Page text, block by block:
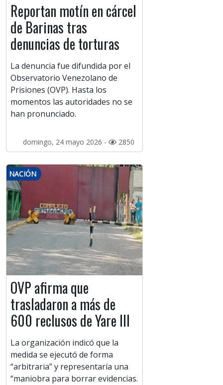
Reportan motín en cárcel
de Barinas tras
denuncias de torturas
La denuncia fue difundida por el
Observatorio Venezolano de
Prisiones (OVP). Hasta los
momentos las autoridades no se
han pronunciado.
domingo, 24 mayo 2026 - 2850
NACIÓN
OVP afirma que
trasladaron a más de
600 reclusos de Yare III
La organización indicó que la
medida se ejecutó de forma
“arbitraria” y representaría una
“maniobra para borrar evidencias.